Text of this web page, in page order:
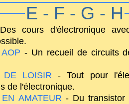
E - F - G - H
cours d'électronique
- Un recueil de circuits
DE LOISIR - Tout pour
de l'électronique.
AMATEUR - Du transistor